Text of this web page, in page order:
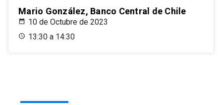
Mario González, Banco Central de Chile
10 de Octubre de 2023
13:30 a 14:30